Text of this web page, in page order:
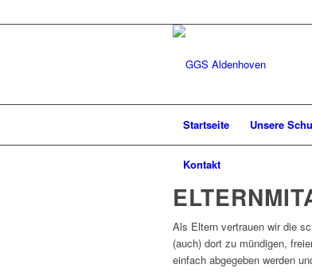
Startseite Unsere
Kontakt
Als Eltern vertrauen wir die
(auch) dort zu mündigen,
einfach abgegeben werden